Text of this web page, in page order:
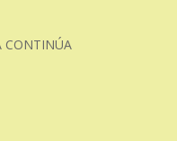
CONTINÚA